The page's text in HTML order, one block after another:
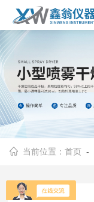
查看更多
当前位置：首页 -